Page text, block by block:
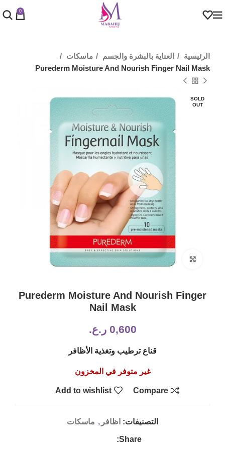
0
الرئيسية العناية بالبشرة والجسم
ماسكات
Purederm Moisture And Nourish Finger Nail Mask
SOLD
OUT
Click to enlarge
Purederm Moisture And Nourish Finger
Nail Mask
0,600 ر.ع.
قناع ترطيب وتغذية الأظافر
غير متوفر في المخزون
Compare
Add to wishlist
التصنيفات: اظافر , ماسكات
Share: